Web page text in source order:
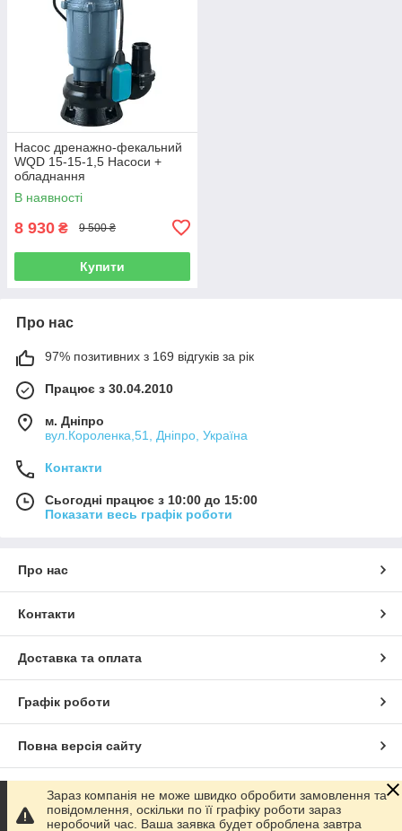
Насос дренажно-фекальний
WQD 15-15-1,5 Насоси +
обладнання
В наявності
8 930 ₴ 9 500 ₴
Купити
Про нас
97% позитивних з 169 відгуків за рік
Працює з 30.04.2010
м. Дніпро
вул.Короленка,51, Дніпро, Україна
Контакти
Сьогодні працює з 10:00 до 15:00
Показати весь графік роботи
Про нас
Контакти
Доставка та оплата
Графік роботи
Повна версія сайту
Сайт створено на маркетплейсі Prom.ua
Зараз компанія не може швидко обробити замовлення та
повідомлення, оскільки по її графіку роботи зараз
неробочий час. Ваша заявка будет оброблена завтра